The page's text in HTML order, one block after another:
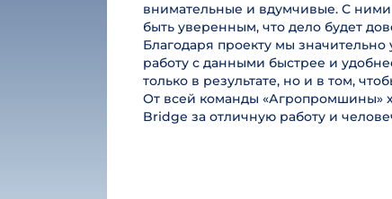
внимательные и вдумчивые. С
быть уверенным, что дело будет
Благодаря проекту мы
работу с данными быстрее и
только в результате, но и в том,
От всей команды «Агропромшины»
Bridge за отличную работу и